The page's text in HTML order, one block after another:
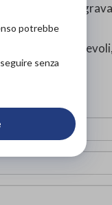
evitando
cuciture
potrebbe
senza